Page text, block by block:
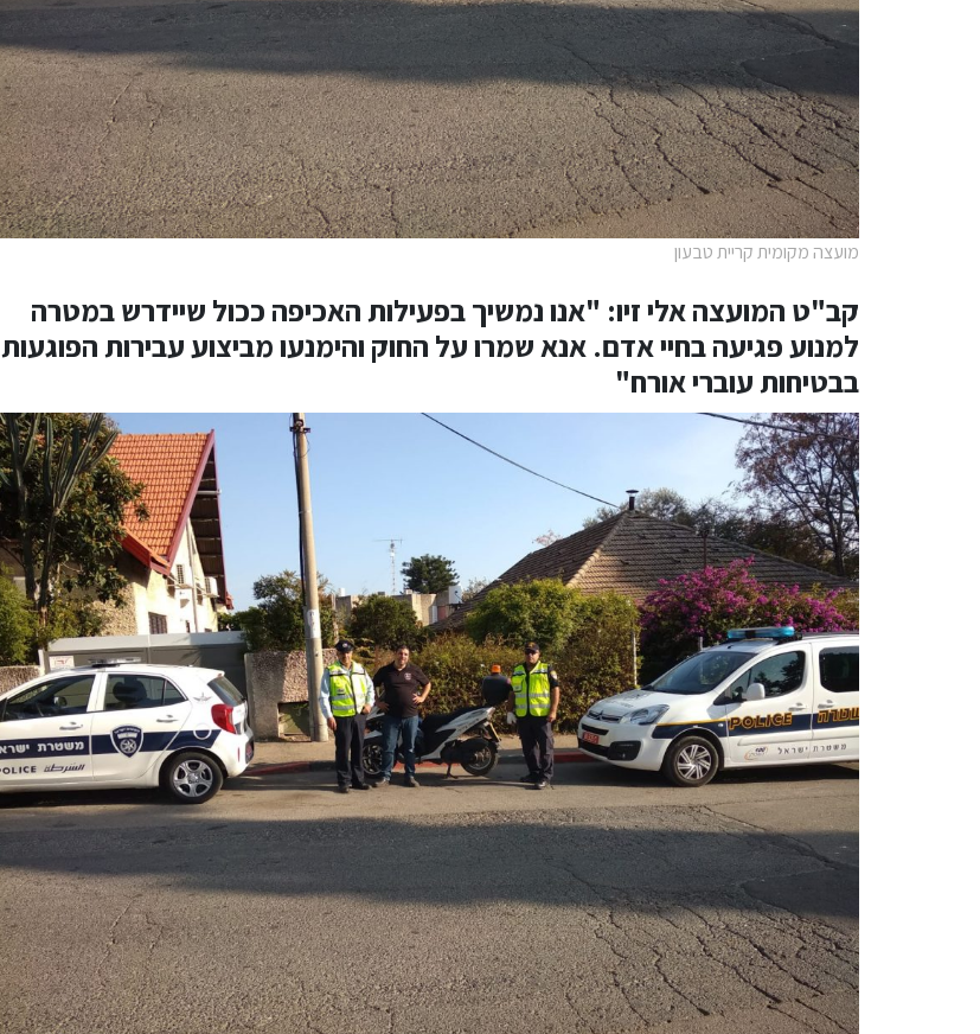
מועצה מקומית קריית טבעון
קב"ט המועצה אלי זיו: "אנו נמשיך בפעילות האכיפה ככול שיידרש במטרה
למנוע פגיעה בחיי אדם. אנא שמרו על החוק והימנעו מביצוע עבירות הפוגעות
בבטיחות עוברי אורח"